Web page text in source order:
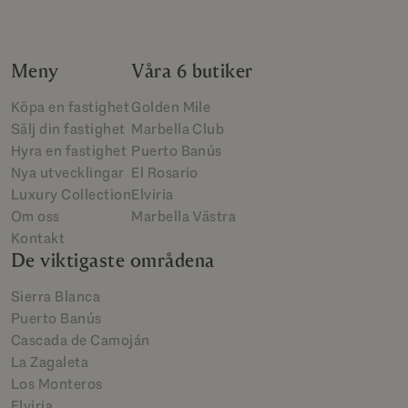
Meny
Köpa en fastighet
Sälj din fastighet
Hyra en fastighet
Nya utvecklingar
Luxury Collection
Om oss
Kontakt
Våra 6 butiker
Golden Mile
Marbella Club
Puerto Banús
El Rosario
Elviria
Marbella Västra
De viktigaste områdena
Sierra Blanca
Puerto Banús
Cascada de Camoján
La Zagaleta
Los Monteros